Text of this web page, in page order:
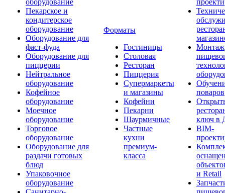
оборудование
Пекарское и
кондитерское
оборудование
Оборудование для
фаст-фуда
Оборудование для
пиццерии
Нейтральное
оборудование
Кофейное
оборудование
Моечное
оборудование
Торговое
оборудование
Оборудование для
раздачи готовых
блюд
Упаковочное
оборудование
Форматы
Гостиницы
Столовая
Ресторан
Пиццерия
Супермаркеты
и магазины
Кофейни
Пекарни
Шаурмичные
Частные
кухни
премиум-
класса
Монтаж
поваров
ключ в
BIM-
и Retail